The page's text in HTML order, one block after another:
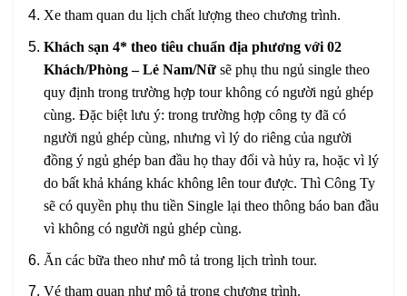
Xe tham quan du lịch chất lượng theo chương trình.
Khách sạn 4* theo tiêu chuẩn địa phương với 02
Khách/Phòng – Lẻ Nam/Nữ sẽ phụ thu ngủ single theo
quy định trong trường hợp tour không có người ngủ ghép
cùng. Đặc biệt lưu ý: trong trường hợp công ty đã có
người ngủ ghép cùng, nhưng vì lý do riêng của người
đồng ý ngủ ghép ban đầu họ thay đổi và hủy ra, hoặc vì lý
do bất khả kháng khác không lên tour được. Thì Công Ty
sẽ có quyền phụ thu tiền Single lại theo thông báo ban đầu
vì không có người ngủ ghép cùng.
Ăn các bữa theo như mô tả trong lịch trình tour.
Vé tham quan như mô tả trong chương trình.